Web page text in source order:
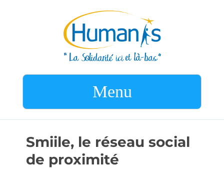
Menu
Smiile, le réseau social
de proximité